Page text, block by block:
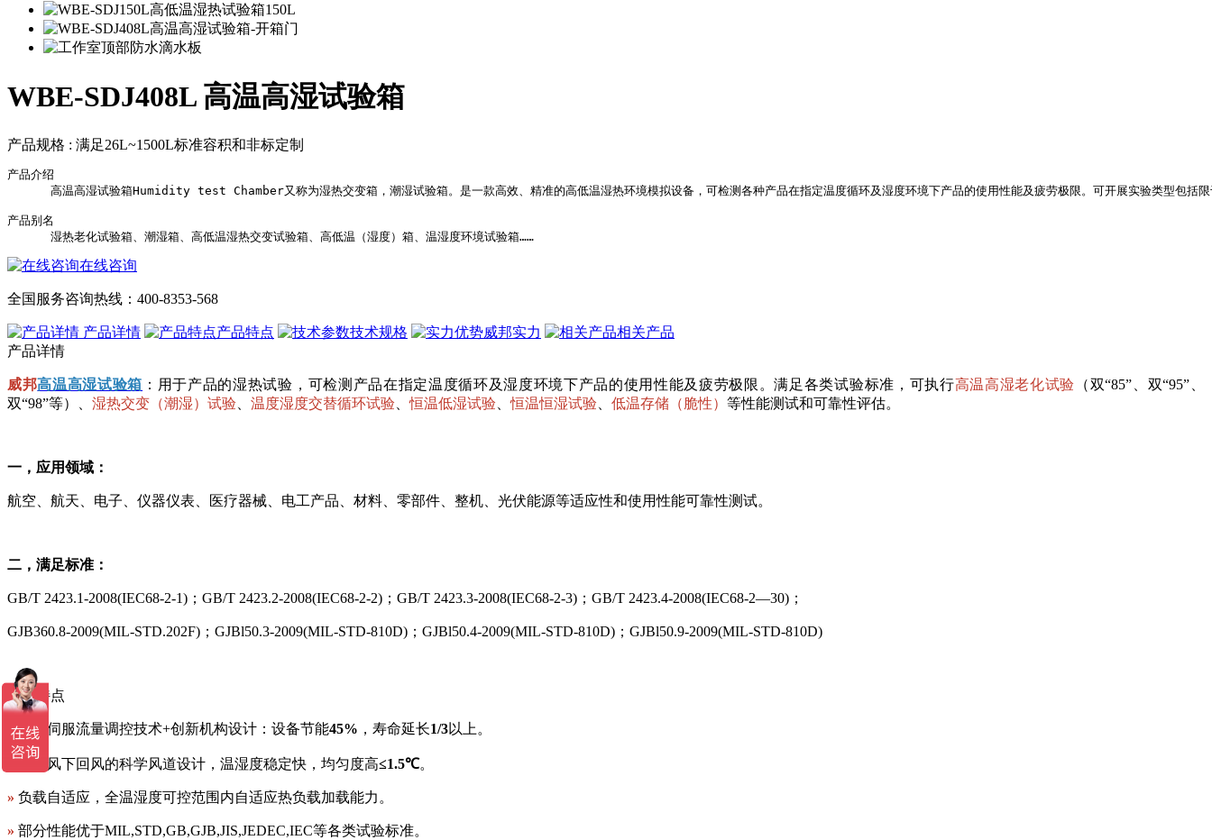
WBE-SDJ408L 高温高湿试验箱
产品规格 : 满足26L~1500L标准容积和非标定制
产品介绍
高温高湿试验箱Humidity test Chamber又称为湿热交变箱，潮湿试验箱。是一款高效、精准的高低温湿热环境模拟设备，可检测各种产品在指定温度循环及湿度环境下产品的使用性能及疲劳极限。可开展实验类型包括
产品别名
在线咨询
全国服务咨询热线： 400-8353-568
产品详情 产品特点 技术规格 威邦实力
相关产品
产品详情
威邦高温高湿试验箱 ：用于产品的湿热试验，可检测产品在指定温度循环及湿度环境下产品的使用性能及疲劳极限。满足各类试验标准，可执行高温高湿老化试验 （双“85”、双“95”、
双“98”等）、 湿热交变（潮湿）试验 温度湿度交替循环试验 、恒温低湿试验 、恒温恒湿试验 低温存储（脆性） 等性能测试和可靠性评估。
一，应用领域：
航空、航天、电子、仪器仪表、医疗器械、电工产品、材料、零部件、整机、光伏能源等适应性和使用性能可靠性测试。
二，满足标准：
GB/T 2423.1-2008(IEC68-2-1)；GB/T 2423.2-2008(IEC68-2-2)；GB/T 2423.3-2008(IEC68-2-3)；GB/T 2423.4-2008(IEC68-2—30)；
GJB360.8-2009(MIL-STD.202F)；GJBl50.3-2009(MIL-STD-810D)；GJBl50.4-2009(MIL-STD-810D)；GJBl50.9-2009(MIL-STD-810D)
产品特点
»新型伺服流量调控技术+创新机构设计：设备节能45% ，寿命延长1/3以上。
»上出风下回风的科学风道设计，温湿度稳定快，均匀度高≤1.5℃。
» 负载自适应，全温湿度可控范围内自适应热负载加载能力。
» 部分性能优于MIL,STD,GB,GJB,JIS,JEDEC,IEC等各类试验标准。